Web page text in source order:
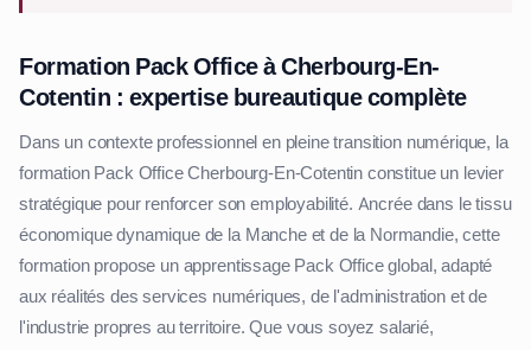
Formation Pack Office à Cherbourg-En-
Cotentin : expertise bureautique complète
Dans un contexte professionnel en pleine transition numérique, la
formation Pack Office Cherbourg-En-Cotentin constitue un levier
stratégique pour renforcer son employabilité. Ancrée dans le tissu
économique dynamique de la Manche et de la Normandie, cette
formation propose un apprentissage Pack Office global, adapté
aux réalités des services numériques, de l'administration et de
l'industrie propres au territoire. Que vous soyez salarié,